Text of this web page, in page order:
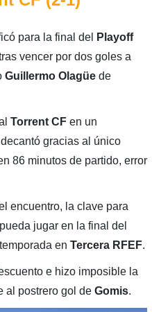
para la final del
Playoff
vencer por dos goles a
Guillermo Olagüede
Torrent CFen un
gracias al único
86 minutos de partido, error
encuentro, la clave para
jugar en la final del
en Tercera RFEF.
e hizo imposible la
al postrero gol de Gomis.